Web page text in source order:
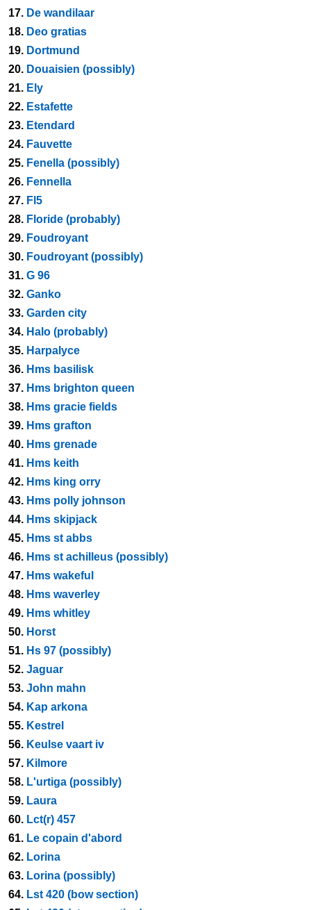
17. De wandilaar
18. Deo gratias
19. Dortmund
20. Douaisien (possibly)
21. Ely
22. Estafette
23. Etendard
24. Fauvette
25. Fenella (possibly)
26. Fennella
27. Fl5
28. Floride (probably)
29. Foudroyant
30. Foudroyant (possibly)
31. G 96
32. Ganko
33. Garden city
34. Halo (probably)
35. Harpalyce
36. Hms basilisk
37. Hms brighton queen
38. Hms gracie fields
39. Hms grafton
40. Hms grenade
41. Hms keith
42. Hms king orry
43. Hms polly johnson
44. Hms skipjack
45. Hms st abbs
46. Hms st achilleus (possibly)
47. Hms wakeful
48. Hms waverley
49. Hms whitley
50. Horst
51. Hs 97 (possibly)
52. Jaguar
53. John mahn
54. Kap arkona
55. Kestrel
56. Keulse vaart iv
57. Kilmore
58. L'urtiga (possibly)
59. Laura
60. Lct(r) 457
61. Le copain d'abord
62. Lorina
63. Lorina (possibly)
64. Lst 420 (bow section)